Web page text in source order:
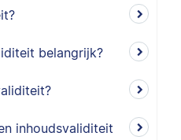
belangrijk?
inhoudsvaliditeit